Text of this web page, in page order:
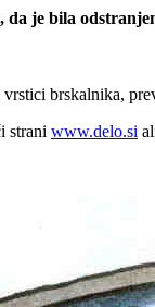
je bila
brskalnika,
strani www.delo.si